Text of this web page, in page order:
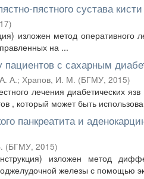
пястного сустава
)
изложен метод оперативного
на ...
пациентов с сахарным
А.; Храпов, И. М. (БГМУ, 2015)
лечения диабетических
который может быть
панкреатита и
(БГМУ, 2015)
изложен метод
железы с помощью